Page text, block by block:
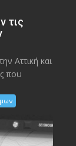
τις
Αττική και
που